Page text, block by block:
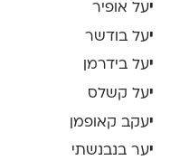
יעל אופיר
יעל בודשר
יעל בידרמן
יעל קשלס
יעקב קאופמן
יער בנבנשתי